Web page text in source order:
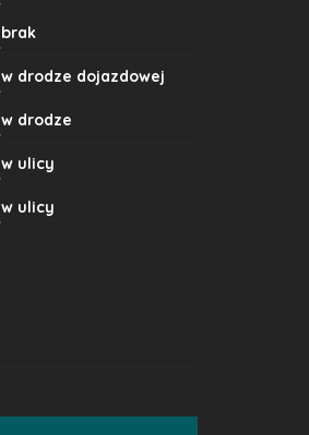
brak
w drodze dojazdowej
w drodze
w ulicy
w ulicy